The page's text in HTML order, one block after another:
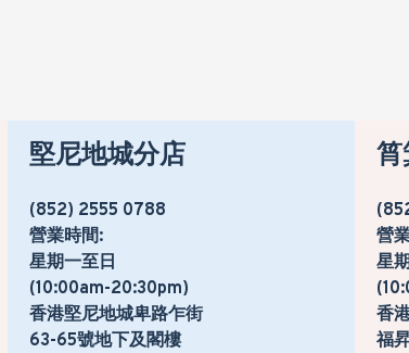
堅尼地城分店
(852) 2555 0788
營業時間:
星期一至日
(10:00am-20:30pm)
香港堅尼地城卑路乍街
63-65號地下及閣樓
筲
營
星
香
福